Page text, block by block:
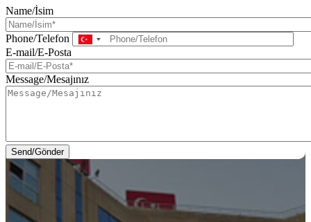
Name/İsim
Phone/Telefon
E-mail/E-Posta
Message/Mesajınız